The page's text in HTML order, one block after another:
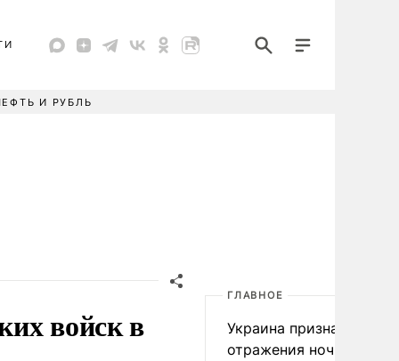
И РУБЛЬ
войск в
ГЛАВНОЕ
Украина признала
отражения ночной